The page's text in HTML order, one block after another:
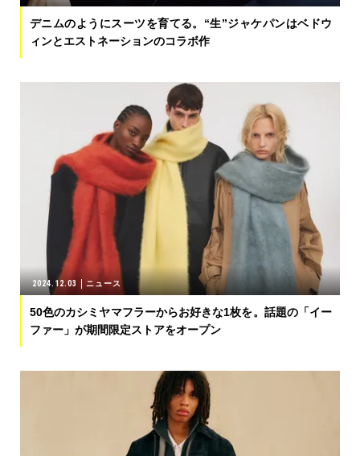
デニムのようにスーツを育てる。“生”ジャケパンはベドウ
ィンとエストネーションのコラボ作
2024.12.03 ニュース
50色のカシミヤマフラーからお好きな1枚を。話題の「イー
ファー」が期間限定ストアをオープン